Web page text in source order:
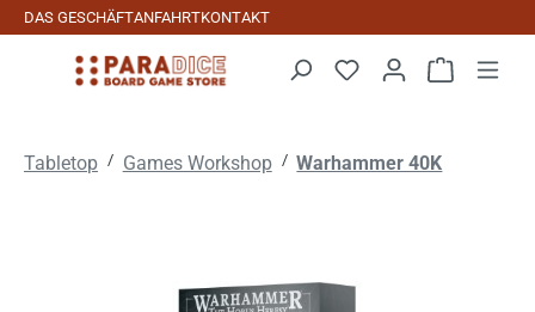
Zum Hauptinhalt springen
DAS GESCHÄFTANFAHRTKONTAKT
Tabletop / Games Workshop / Warhammer 40K
Bildergalerie überspringen